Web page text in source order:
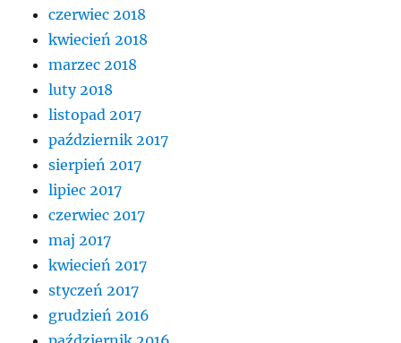
czerwiec 2018
kwiecień 2018
marzec 2018
luty 2018
listopad 2017
październik 2017
sierpień 2017
lipiec 2017
czerwiec 2017
maj 2017
kwiecień 2017
styczeń 2017
grudzień 2016